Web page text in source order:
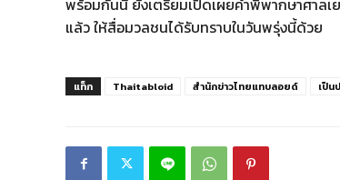
พร้อมกันนี้ ยังเตรียมเปิดเผยคำพิพากษาศาลเ
แล้ว ให้สื่อมวลชนได้รับทราบในวันพรุ่งนี้ด้วย
แท็ก Thaitabloid สำนักข่าวไทยแทบลอยด์ เป็น